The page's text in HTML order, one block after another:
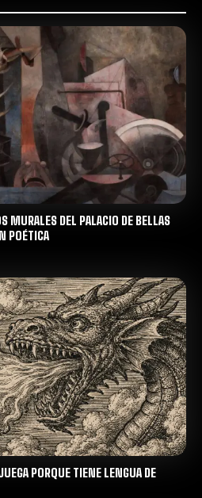
MURALES DEL PALACIO DE BELLAS
POÉTICA
PORQUE TIENE LENGUA DE